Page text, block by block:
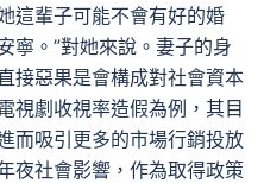
這輩子可能不會有好的婚
寧。”對她來說。妻子的身
接惡果是會構成對社會資本
視劇收視率造假為例，其目
而吸引更多的市場行銷投放
夜社會影響，作為取得政策